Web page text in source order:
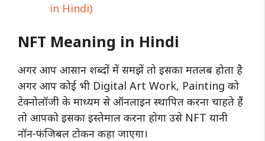
in Hindi)
NFT Meaning in Hindi
अगर आप आसान शब्दों में समझें तो इसका मतलब होता है
अगर आप कोई भी Digital Art Work, Painting को
टेक्नोलॉजी के माध्यम से ऑनलाइन स्थापित करना चाहते हैं
तो आपको इसका इस्तेमाल करना होगा उसे NFT यानी
नॉन-फंजिबल टोकन कहा जाएगा।